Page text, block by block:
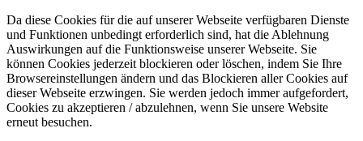
Da diese Cookies für die auf unserer Webseite verfügbaren Dienste
und Funktionen unbedingt erforderlich sind, hat die Ablehnung
Auswirkungen auf die Funktionsweise unserer Webseite. Sie
können Cookies jederzeit blockieren oder löschen, indem Sie Ihre
Browsereinstellungen ändern und das Blockieren aller Cookies auf
dieser Webseite erzwingen. Sie werden jedoch immer aufgefordert,
Cookies zu akzeptieren / abzulehnen, wenn Sie unsere Website
erneut besuchen.